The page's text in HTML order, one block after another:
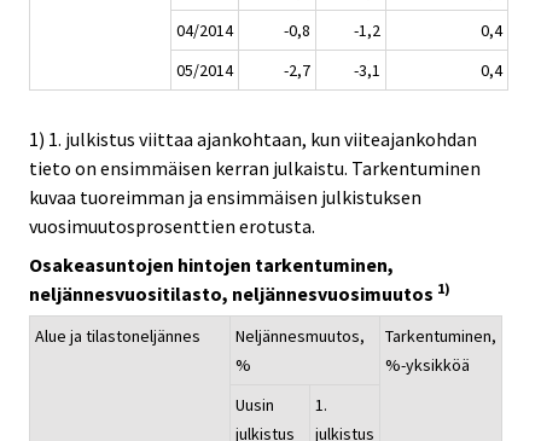
04/2014
-0,8 -1,2
0,4
05/2014
-2,7 -3,1 0,4
1) 1. julkistus viittaa ajankohtaan, kun viiteajankohdan
tieto on ensimmäisen kerran julkaistu. Tarkentuminen
kuvaa tuoreimman ja ensimmäisen julkistuksen
vuosimuutosprosenttien erotusta.
Osakeasuntojen hintojen tarkentuminen,
neljännesvuositilasto, neljännesvuosimuutos 1)
Alue ja tilastoneljännes
Neljännesmuutos,
%
Tarkentuminen,
%-yksikköä
Uusin
julkistus
1.
julkistus